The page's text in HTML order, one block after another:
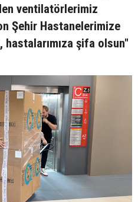
ventilatörlerimiz
Şehir Hastanelerimize
hastalarımıza şifa olsun"